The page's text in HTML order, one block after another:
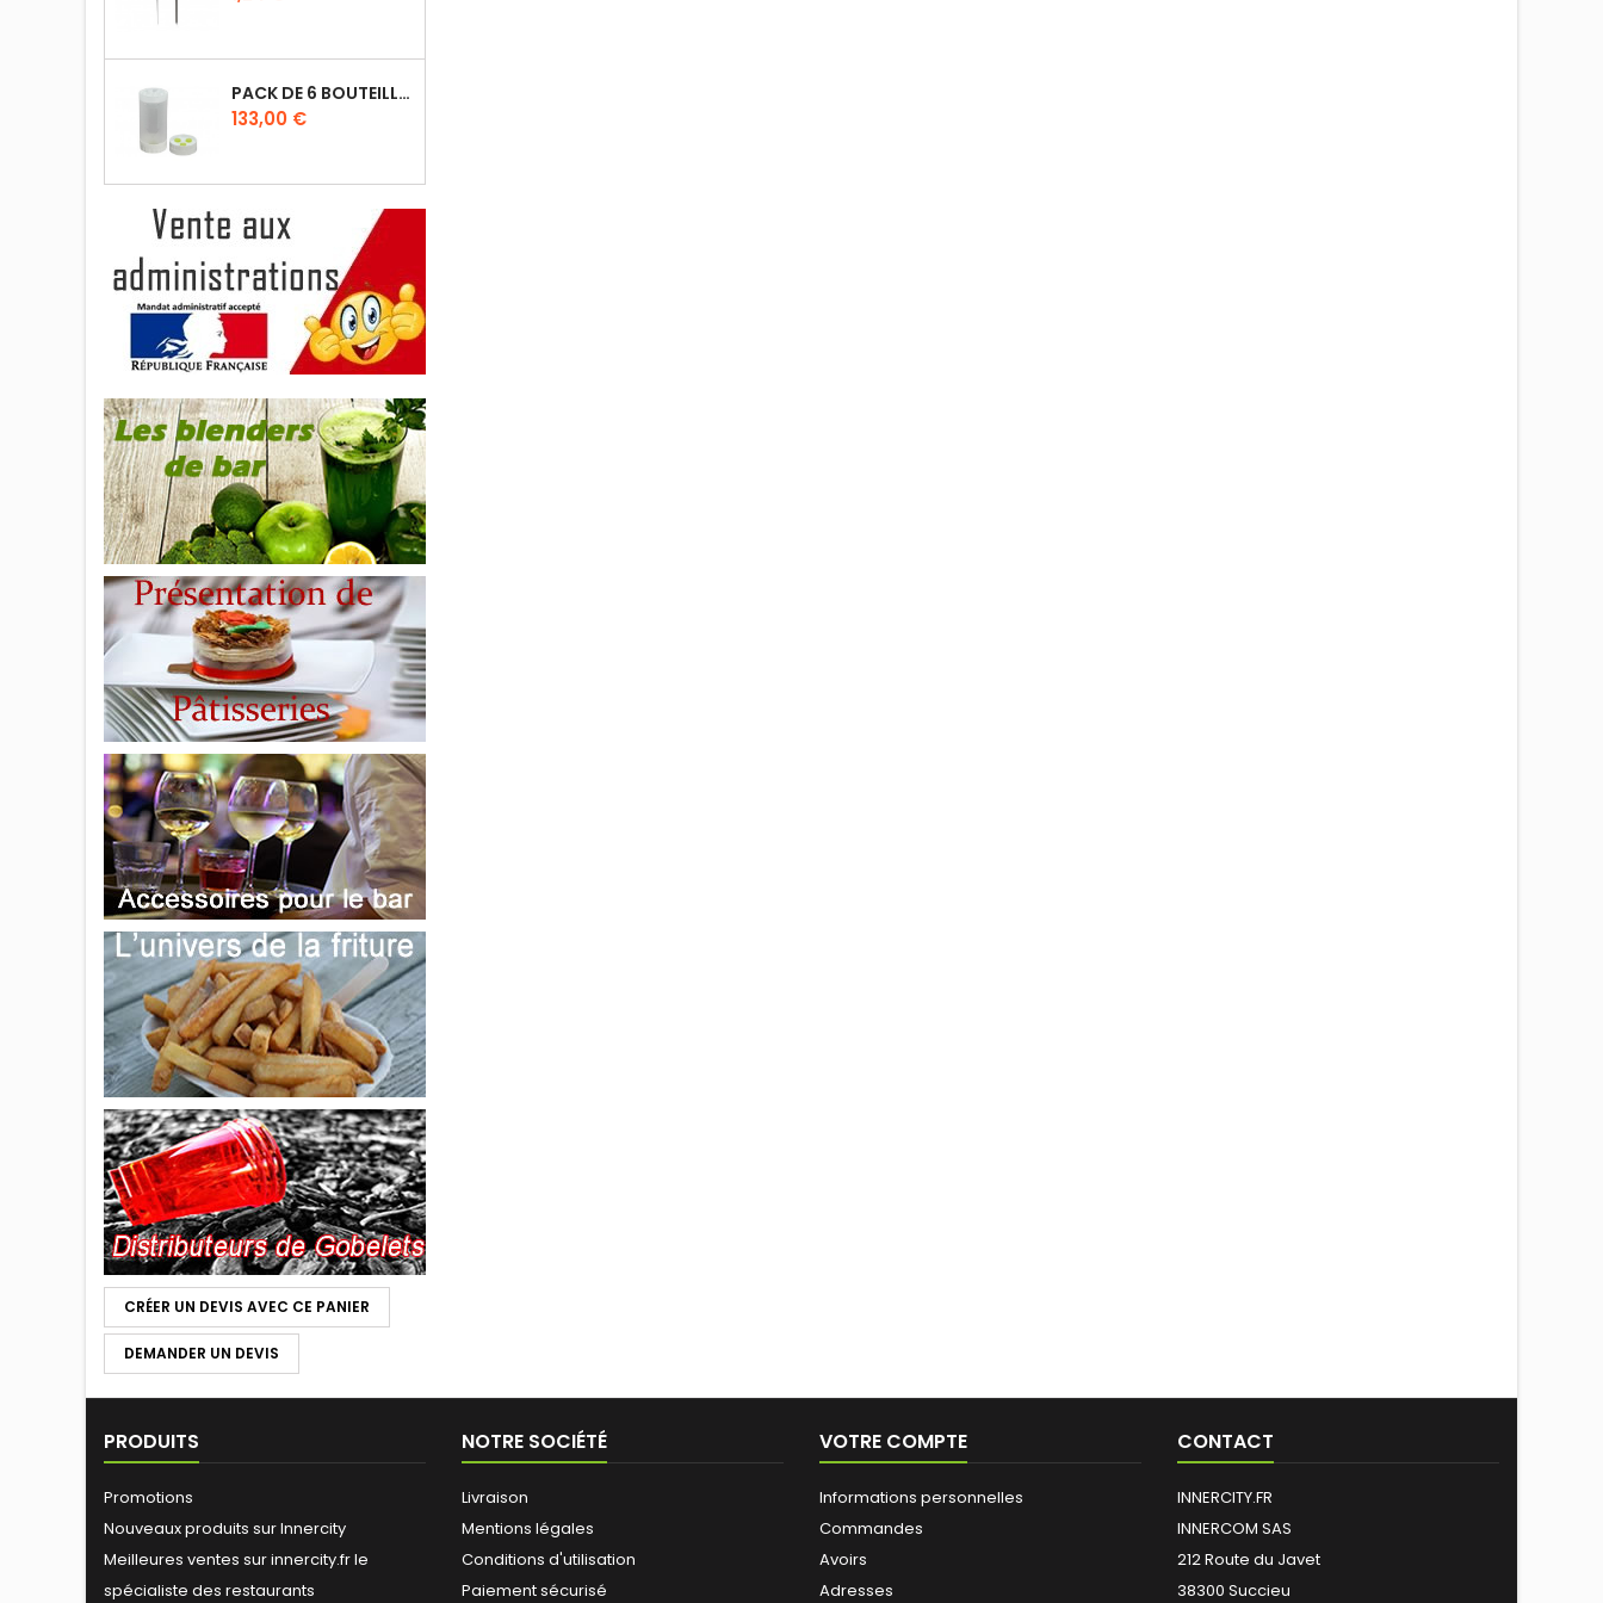
PACK DE 6 BOUTEILLES SAUCE GUN 630 ML AVEC MEMBRANE 3 TROUS
Prix
133,00 €
CRÉER UN DEVIS AVEC CE PANIER
DEMANDER UN DEVIS
PRODUITS
Promotions
Nouveaux produits sur Innercity
Meilleures ventes sur innercity.fr le
spécialiste des restaurants
NOTRE SOCIÉTÉ
Livraison
Mentions légales
Conditions d'utilisation
Paiement sécurisé
VOTRE COMPTE
Informations personnelles
Commandes
Avoirs
Adresses
CONTACT
INNERCITY.FR
INNERCOM SAS
212 Route du Javet
38300 Succieu